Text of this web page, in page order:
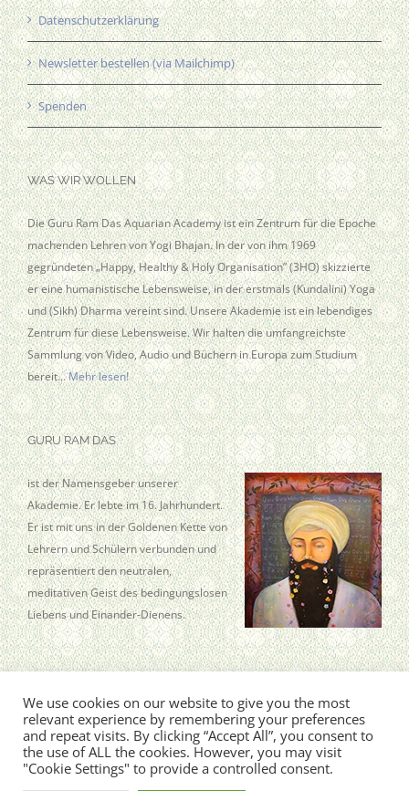
Datenschutzerklärung
Newsletter bestellen (via Mailchimp)
Spenden
WAS WIR WOLLEN
Die Guru Ram Das Aquarian Academy ist ein Zentrum für die Epoche
machenden Lehren von Yogi Bhajan. In der von ihm 1969
gegründeten „Happy, Healthy & Holy Organisation” (3HO) skizzierte
er eine humanistische Lebensweise, in der erstmals (Kundalini) Yoga
und (Sikh) Dharma vereint sind. Unsere Akademie ist ein lebendiges
Zentrum für diese Lebensweise. Wir halten die umfangreichste
Sammlung von Video, Audio und Büchern in Europa zum Studium
bereit…Mehr lesen!
GURU RAM DAS
ist der Namensgeber unserer
Akademie. Er lebte im 16. Jahrhundert.
Er ist mit uns in der Goldenen Kette von
Lehrern und Schülern verbunden und
repräsentiert den neutralen,
meditativen Geist des bedingungslosen
Liebens und Einander-Dienens.
Guru Ram Das Aquarian Academy · Kleine Wallstr. 7 · 19258 Boizenburg
© Copyright2026, Sat Hari Singh Khalsa
We use cookies on our website to give you the most
relevant experience by remembering your preferences
and repeat visits. By clicking “Accept All”, you consent to
the use of ALL the cookies. However, you may visit
"Cookie Settings" to provide a controlled consent.